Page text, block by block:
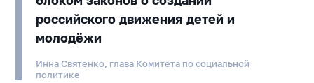
российского движения детей и
молодёжи
Инна Святенко, глава Комитета по социальной
политике